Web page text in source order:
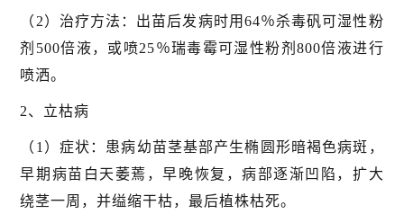
（2）治疗方法：出苗后发病时用64％杀毒矾可湿性粉
剂500倍液，或喷25％瑞毒霉可湿性粉剂800倍液进行
喷洒。
2、立枯病
（1）症状：患病幼苗茎基部产生椭圆形暗褐色病斑，
早期病苗白天萎蔫，早晚恢复，病部逐渐凹陷，扩大
绕茎一周，并缢缩干枯，最后植株枯死。